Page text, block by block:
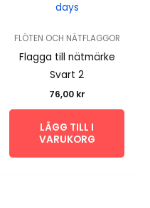
days
FLÖTEN OCH NÄTFLAGGOR
Flagga till nätmärke
Svart 2
76,00 kr
LÄGG TILL I
VARUKORG